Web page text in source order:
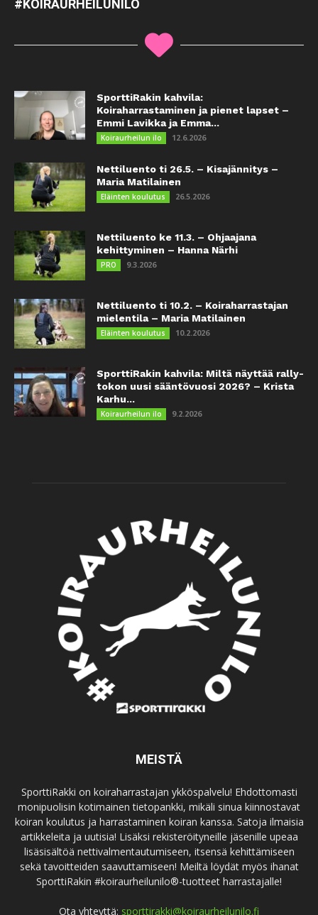
#KOIRAURHEILUNILO
SporttiRakin kahvila:
Koiraharrastaminen ja pienet lapset –
Emmi Lavikka ja Emma...
Koiraurheilun ilo 12.6.2026
Nettiluento ti 26.5. – Kisajännitys –
Maria Matilainen
Eläinten koulutus 26.5.2026
Nettiluento ke 11.3. – Ohjaajana
kehittyminen – Hanna Närhi
PRO 9.3.2026
Nettiluento ti 10.2. – Koiraharrastajan
mielentila – Maria Matilainen
Eläinten koulutus 10.2.2026
SporttiRakin kahvila: Miltä näyttää rally-
tokon uusi sääntövuosi 2026? – Krista
Karhu...
Koiraurheilun ilo 9.2.2026
MEISTÄ
SporttiRakki on koiraharrastajan ykköspalvelu! Ehdottomasti
monipuolisin kotimainen tietopankki, mikäli sinua kiinnostavat
koiran koulutus ja harrastaminen koiran kanssa. Satoja ilmaisia
artikkeleita ja uutisia! Lisäksi rekisteröityneille jäsenille upeaa
lisäsisältöä nettivalmentautumiseen, itsensä kehittämiseen
sekä tavoitteiden saavuttamiseen! Meiltä löydät myös ihanat
SporttiRakin #koiraurheilunilo®-tuotteet harrastajalle!
Ota yhteyttä: sporttirakki@koiraurheilunilo.fi